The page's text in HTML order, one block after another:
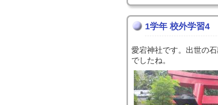
1学年 校外学習4
愛宕神社です。出世の
でしたね。